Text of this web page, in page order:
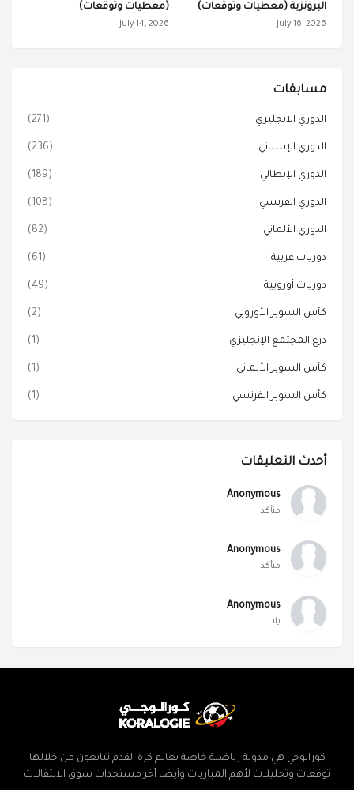
البرونزية (معطيات وتوقعات)
July 16, 2026
(معطيات وتوقعات)
July 14, 2026
مسابقات
الدوري الانجليزي (271)
الدوري الإسباني (236)
الدوري الإيطالي (189)
الدوري الفرنسي (108)
الدوري الألماني (82)
دوريات عربية (61)
دوريات أوروبية (49)
كأس السوبر الأوروبي (2)
درع المجتمع الإنجليزي (1)
كأس السوبر الألماني (1)
كأس السوبر الفرنسي (1)
أحدث التعليقات
Anonymous
متأكد
Anonymous
متأكد
Anonymous
يلا
كورالوجي هي مدونة رياضية خاصة بعالم كرة القدم تتابعون من خلالها
توقعات وتحليلات لأهم المباريات وأيضا آخر مستجدات سوق الانتقالات